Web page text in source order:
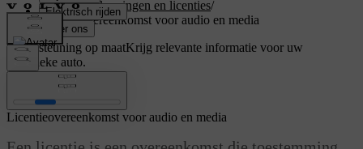
Typegoedkeuringen en licenties/
Licentieovereenkomst voor audio en media
Ondersteuning op maatKrijg relevante informatie voor uw
specifieke auto.
Licentieovereenkomst voor audio en media